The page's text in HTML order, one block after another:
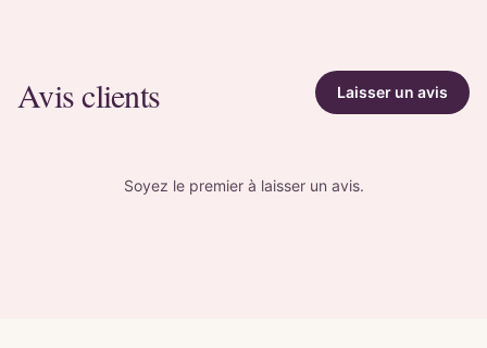
Avis clients Laisser un avis
Soyez le premier à laisser un avis.